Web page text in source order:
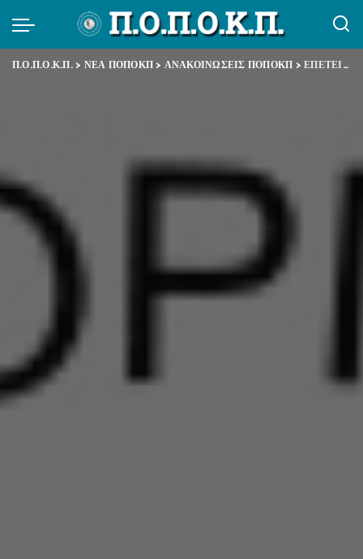
Π.Ο.Π.Ο.Κ.Π.> ΝΕΑ ΠΟΠΟΚΠ > ΑΝΑΚΟΙΝΩΣΕΙΣ ΠΟΠΟΚΠ >ΕΠΕΤΕΙΟΣ ΠΟΛΥΤΕΧΝΕΙΟΥ